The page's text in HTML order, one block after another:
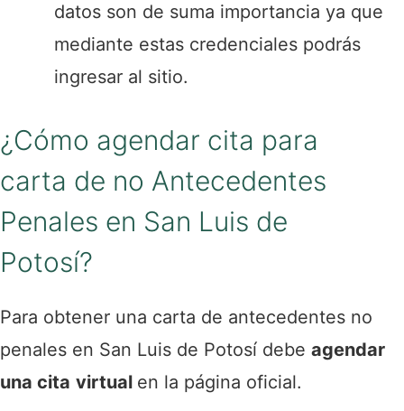
datos son de suma importancia ya que
mediante estas credenciales podrás
ingresar al sitio.​​
¿Cómo agendar cita para
carta de no Antecedentes
Penales en San Luis de
Potosí?
Para obtener una carta de antecedentes no
penales en San Luis de Potosí debe agendar
una cita virtual en la página oficial.